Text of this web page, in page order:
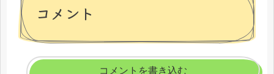
コメント
コメントを書き込む